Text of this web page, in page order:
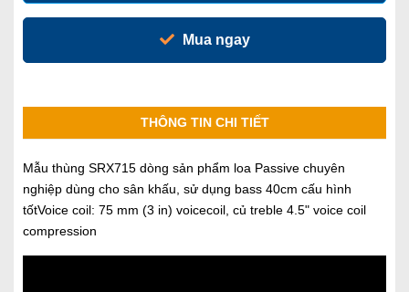
Mua ngay
THÔNG TIN CHI TIẾT
Mẫu thùng SRX715 dòng sản phẩm loa Passive chuyên
nghiệp dùng cho sân khấu, sử dụng bass 40cm cấu hình
tốtVoice coil: 75 mm (3 in) voicecoil, củ treble 4.5" voice coil
compression